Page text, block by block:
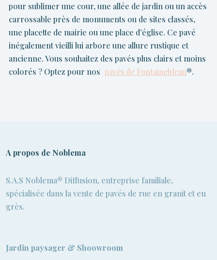
pour sublimer une cour, une allée de jardin ou un accès
carrossable près de monuments ou de sites classés,
une placette de mairie ou une place d’église. Ce pavé
inégalement vieilli lui arbore une allure rustique et
ancienne. Vous souhaitez des pavés plus clairs et moins
colorés ? Optez pour nos pavés de Fontainebleau®.
A propos de Noblema
S.A.S Noblema® Diffusion, entreprise familiale,
spécialisée dans la vente de pavés de rue en granit et en
grès.
Jardin paysager & Shoowroom